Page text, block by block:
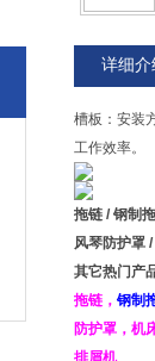
详细介
槽板：安装
工作效率。
拖链 / 钢制
风琴防护罩 /
其它热门产
拖链 ， 钢制
防护罩 ， 机
排屑机